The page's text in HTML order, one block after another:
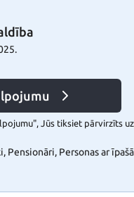
Jūs tiksiet pārvirzīts
Pensionāri, Personas ar